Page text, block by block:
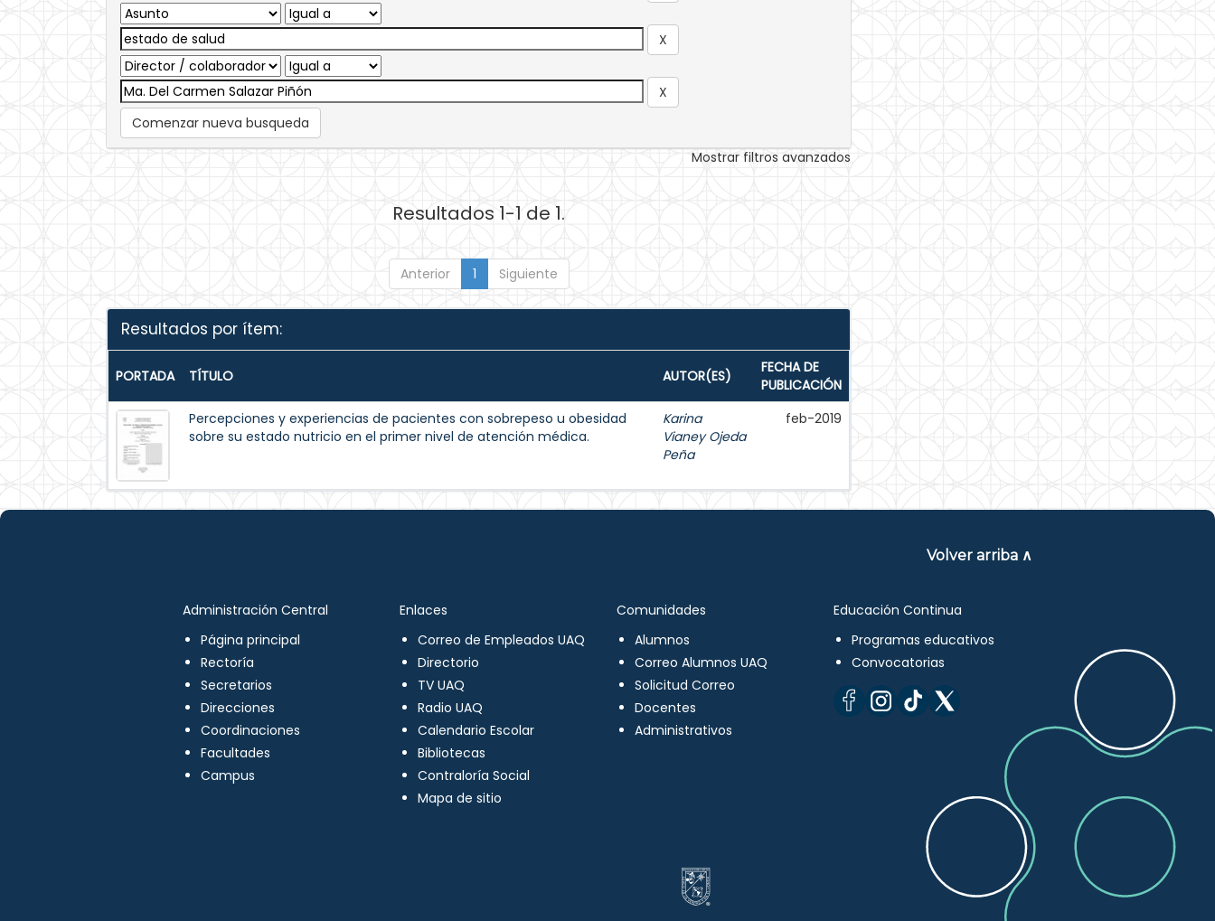
Comenzar nueva busqueda
Mostrar filtros avanzados
Resultados 1-1 de 1.
Anterior 1 Siguiente
Resultados por ítem:
PORTADA TÍTULO AUTOR(ES)
FECHA DE
PUBLICACIÓN
Percepciones y experiencias de pacientes con sobrepeso u obesidad
sobre su estado nutricio en el primer nivel de atención médica.
Karina
Vianey Ojeda
Peña
feb-2019
Volver arriba ∧
Administración Central
Página principal
Rectoría
Secretarios
Direcciones
Coordinaciones
Facultades
Campus
Enlaces
Correo de Empleados UAQ
Directorio
TV UAQ
Radio UAQ
Calendario Escolar
Bibliotecas
Contraloría Social
Mapa de sitio
Comunidades
Alumnos
Correo Alumnos UAQ
Solicitud Correo
Docentes
Administrativos
Educación Continua
Programas educativos
Convocatorias